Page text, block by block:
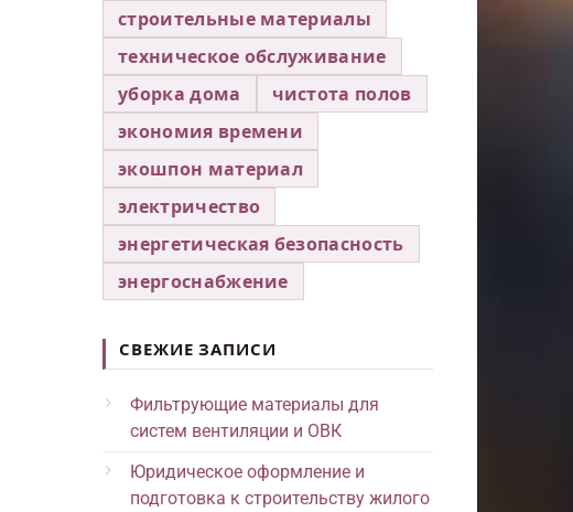
строительные материалы
техническое обслуживание
уборка дома
чистота полов
экономия времени
экошпон материал
электричество
энергетическая безопасность
энергоснабжение
СВЕЖИЕ ЗАПИСИ
Фильтрующие материалы для
систем вентиляции и ОВК
Юридическое оформление и
подготовка к строительству жилого